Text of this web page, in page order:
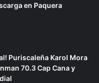
en Paquera
Puriscaleña Karol Mora
70.3 Cap Cana y